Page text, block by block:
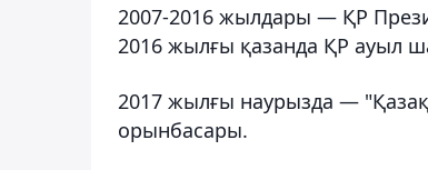
2007-2016 жылдары — ҚР
2016 жылғы қазанда ҚР ауыл
2017 жылғы наурызда —
орынбасары.